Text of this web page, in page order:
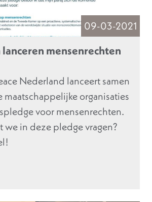
09-03-2021
mensenrechten
Nederland lanceert samen
maatschappelijke organisaties
voor mensenrechten.
we in deze pledge vragen?